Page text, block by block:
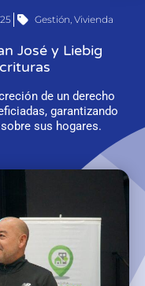
Gestión Vivienda
José y Liebig
de un derecho
garantizando
sus hogares.